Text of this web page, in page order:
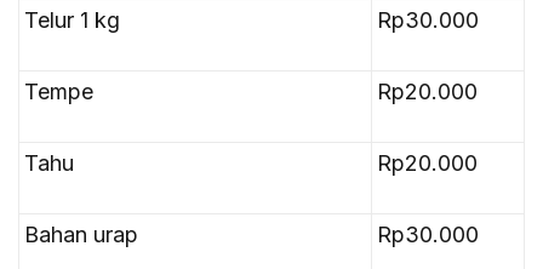
Telur 1 kg Rp30.000
Tempe Rp20.000
Tahu Rp20.000
Bahan urap Rp30.000